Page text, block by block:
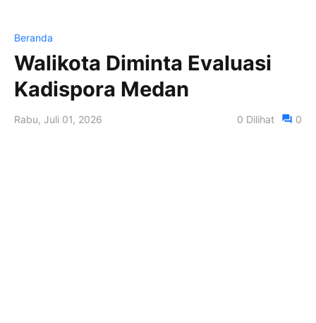
Beranda
Walikota Diminta Evaluasi
Kadispora Medan
Rabu, Juli 01, 2026 0 Dilihat 0